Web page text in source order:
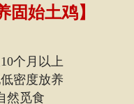
固始土鸡】
个月以上
密度放养
然觅食